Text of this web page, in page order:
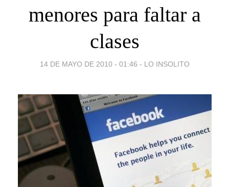
menores para faltar a
clases
14 DE MAYO DE 2010 - 01:46 - LO INSOLITO